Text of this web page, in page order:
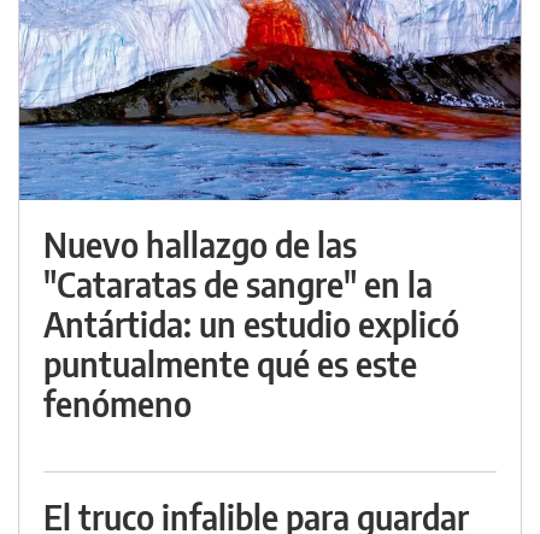
Nuevo hallazgo de las
"Cataratas de sangre" en la
Antártida: un estudio explicó
puntualmente qué es este
fenómeno
El truco infalible para guardar